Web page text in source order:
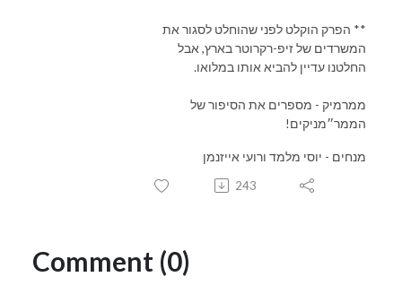
** הפרק הוקלט לפני שהוחלט לסגור את
המשרדים של זיפ-רקרוטר בארץ, אבל
החלטנו עדיין להביא אותו במלואו.
ממרמיק - מספרים את הסיפור של
הממר״מניקים!
מנחים - יוסי מלמד ורועי אייזנמן
243
Comment (0)